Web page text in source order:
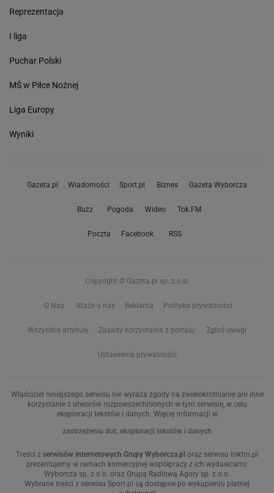
Reprezentacja
I liga
Puchar Polski
MŚ w Piłce Nożnej
Liga Europy
Wyniki
Gazeta.pl Wiadomości Sport.pl Biznes Gazeta Wyborcza
Buzz Pogoda Wideo Tok.FM
Poczta Facebook RSS
Copyright © Gazeta.pl sp. z o.o.
O Nas Staże u nas Reklama Polityka prywatności
Wszystkie artykuły Zasady korzystania z portalu Zgłoś uwagi
Ustawienia prywatności
Właściciel niniejszego serwisu nie wyraża zgody na zwielokrotnianie ani inne
korzystanie z utworów rozpowszechnionych w tym serwisie, w celu
eksploracji tekstów i danych. Więcej informacji w
zastrzeżeniu dot. eksploracji tekstów i danych
Treści z serwisów internetowych Grupy Wyborcza.pl oraz serwisu tokfm.pl
prezentujemy w ramach komercyjnej współpracy z ich wydawcami:
Wyborcza sp. z o.o. oraz Grupą Radiową Agory sp. z o.o.
Wybrane treści z serwisu Sport.pl są dostępne po wykupieniu płatnej